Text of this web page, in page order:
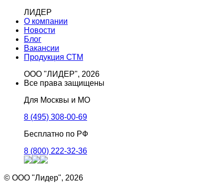
ЛИДЕР
О компании
Новости
Блог
Вакансии
Продукция СТМ
ООО "ЛИДЕР", 2026
Все права защищены
Для Москвы и МО
8 (495) 308-00-69
Бесплатно по РФ
8 (800) 222-32-36
© ООО "Лидер", 2026